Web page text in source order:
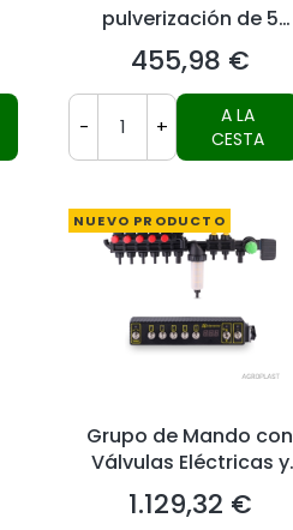
pulverización de 5
secciones HD
Precio
455,98 €
- +
A LA
CESTA
NUEVO PRODUCTO
Grupo de Mando con
Válvulas Eléctricas y
Controlador
Precio
1.129,32 €